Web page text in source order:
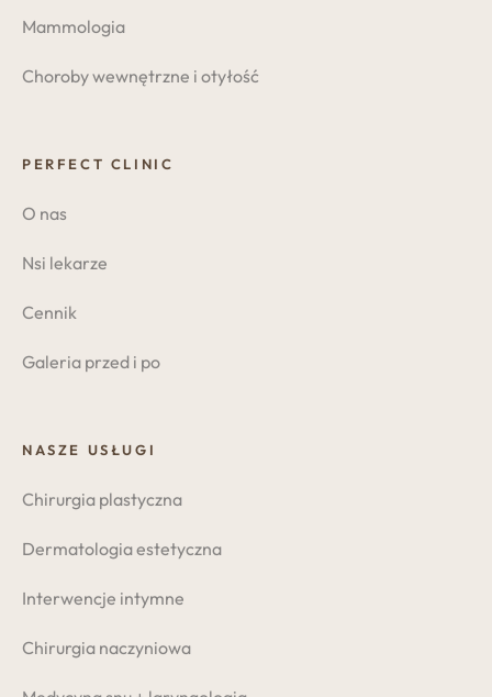
Mammologia
Choroby wewnętrzne i otyłość
PERFECT CLINIC
O nas
Nsi lekarze
Cennik
Galeria przed i po
NASZE USŁUGI
Chirurgia plastyczna
Dermatologia estetyczna
Interwencje intymne
Chirurgia naczyniowa